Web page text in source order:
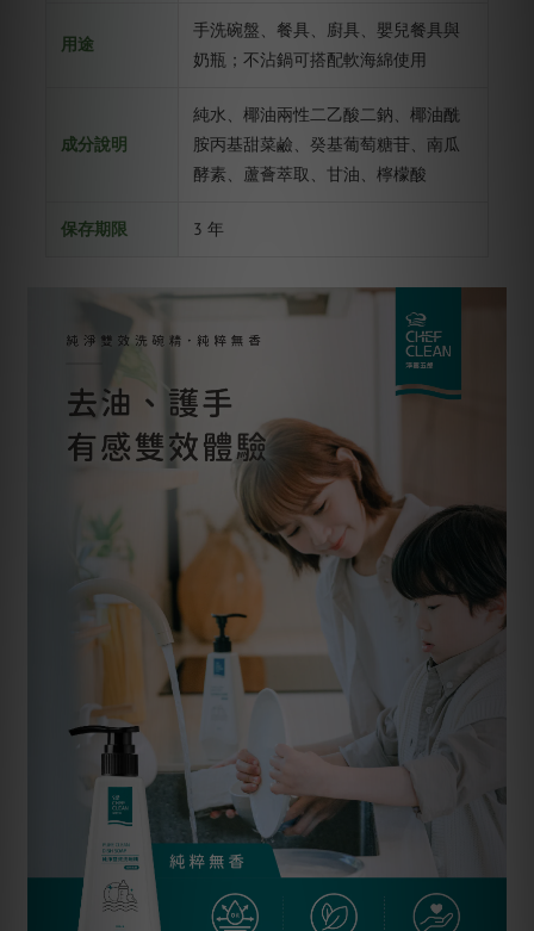
用途
手洗碗盤、餐具、廚具、嬰兒餐具與
奶瓶；不沾鍋可搭配軟海綿使用
成分說明
純水、椰油兩性二乙酸二鈉、椰油酰
胺丙基甜菜鹼、癸基葡萄糖苷、南瓜
酵素、蘆薈萃取、甘油、檸檬酸
保存期限 3 年